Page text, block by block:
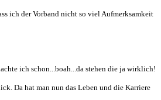
ich der Vorband nicht so viel Aufmerksamkeit
ich schon...boah...da stehen die ja wirklich!
Da hat man nun das Leben und die Karriere